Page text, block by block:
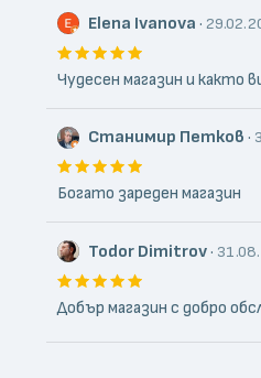
Elena Ivanova ·
Чудесен магазин и както
Станимир Петков ·
Богато зареден магазин
Todor Dimitrov·
Добър магазин с добро